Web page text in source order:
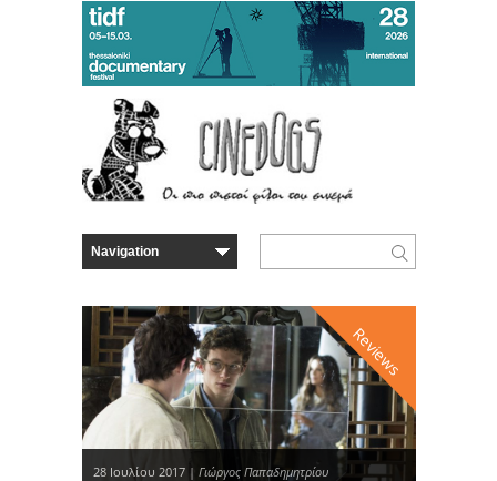
Reviews
28 Ιουλίου 2017 | Γιώργος Παπαδημητρίου